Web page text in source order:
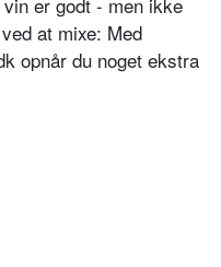
at mixe: Med
opnår du noget ekstra